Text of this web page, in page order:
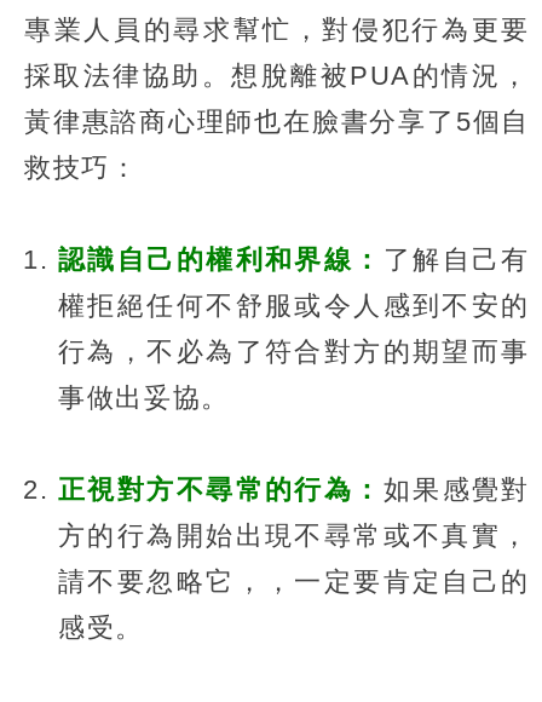
專業人員的尋求幫忙，對侵犯行為更要
採取法律協助。想脫離被PUA的情況，
黃律惠諮商心理師也在臉書分享了5個自
救技巧：
認識自己的權利和界線： 了解自己有
權拒絕任何不舒服或令人感到不安的
行為，不必為了符合對方的期望而事
事做出妥協。
正視對方不尋常的行為： 如果感覺對
方的行為開始出現不尋常或不真實，
請不要忽略它，，一定要肯定自己的
感受。